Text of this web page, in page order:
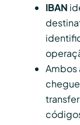
IBAN
Ambos